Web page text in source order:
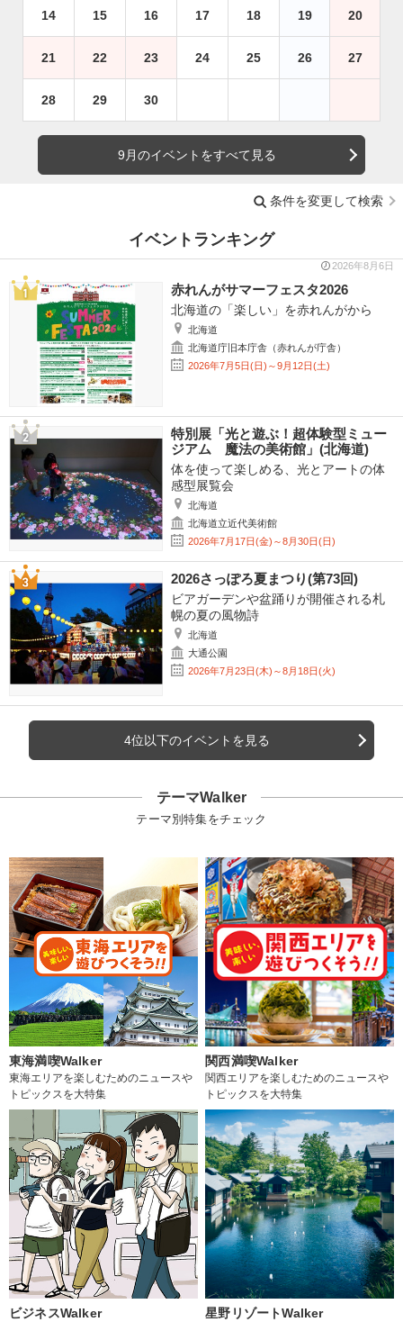
14 15 16 17 18 19 20
21 22 23 24 25 26 27
28 29 30
9月のイベントをすべて見る
条件を変更して検索
イベントランキング
2026年8月6日
赤れんがサマーフェスタ2026
北海道の「楽しい」を赤れんがから
北海道
北海道庁旧本庁舎（赤れんが庁舎）
2026年7月5日(日)～9月12日(土)
特別展「光と遊ぶ！超体験型ミュー
ジアム 魔法の美術館」(北海道)
体を使って楽しめる、光とアートの体
感型展覧会
北海道
北海道立近代美術館
2026年7月17日(金)～8月30日(日)
2026さっぽろ夏まつり(第73回)
ビアガーデンや盆踊りが開催される札
幌の夏の風物詩
北海道
大通公園
2026年7月23日(木)～8月18日(火)
4位以下のイベントを見る
テーマWalker
テーマ別特集をチェック
東海満喫Walker
東海エリアを楽しむためのニュースや
トピックスを大特集
関西満喫Walker
関西エリアを楽しむためのニュースや
トピックスを大特集
ビジネスWalker 星野リゾートWalker